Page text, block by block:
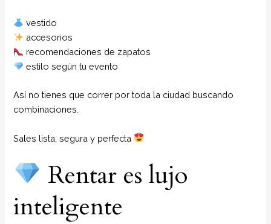
vestido
accesorios
recomendaciones de zapatos
estilo según tu evento
Así no tienes que correr por toda la ciudad buscando
combinaciones.
Sales lista, segura y perfecta
Rentar es lujo
inteligente